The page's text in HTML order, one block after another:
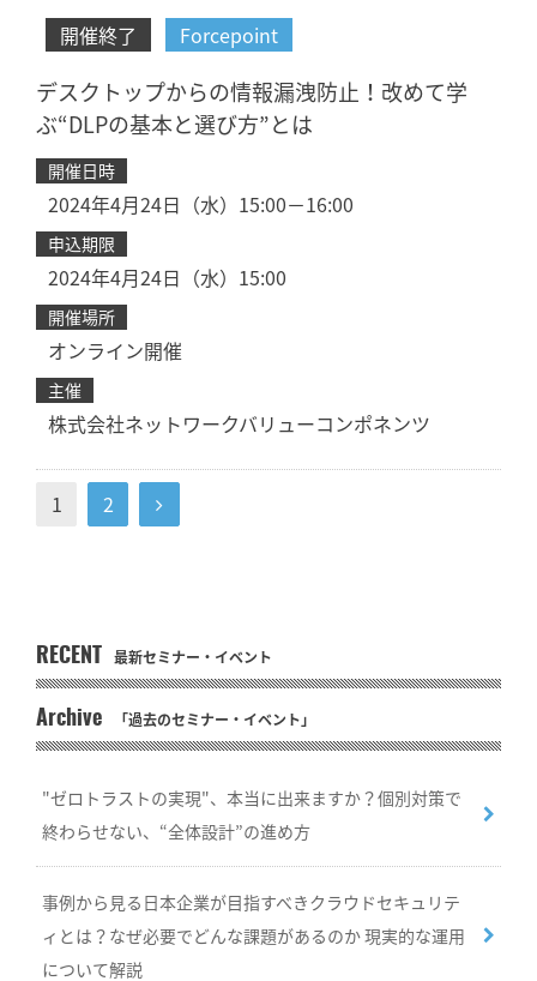
開催終了 Forcepoint
デスクトップからの情報漏洩防止！改めて学
ぶ“DLPの基本と選び方”とは
開催日時
2024年4月24日（水）15:00－16:00
申込期限
2024年4月24日（水）15:00
開催場所
オンライン開催
主催
株式会社ネットワークバリューコンポネンツ
1 2
RECENT 最新セミナー・イベント
Archive 「過去のセミナー・イベント」
"ゼロトラストの実現"、本当に出来ますか？個別対策で
終わらせない、“全体設計”の進め方
事例から見る日本企業が目指すべきクラウドセキュリテ
ィとは？なぜ必要でどんな課題があるのか 現実的な運用
について解説